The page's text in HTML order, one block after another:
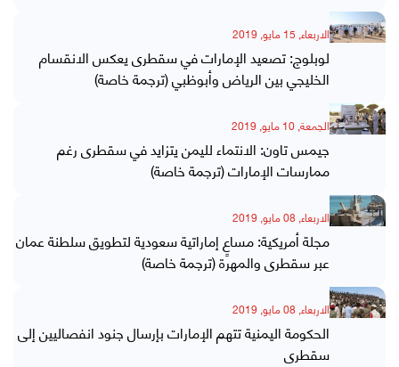
الاربعاء, 15 مايو, 2019
لوبلوج: تصعيد الإمارات في سقطرى يعكس الانقسام
الخليجي بين الرياض وأبوظبي (ترجمة خاصة)
الجمعة, 10 مايو, 2019
جيمس تاون: الانتماء لليمن يتزايد في سقطرى رغم
ممارسات الإمارات (ترجمة خاصة)
الاربعاء, 08 مايو, 2019
مجلة أمريكية: مساعٍ إماراتية سعودية لتطويق سلطنة عمان
عبر سقطرى والمهرة (ترجمة خاصة)
الاربعاء, 08 مايو, 2019
الحكومة اليمنية تتهم الإمارات بإرسال جنود انفصاليين إلى
سقطرى